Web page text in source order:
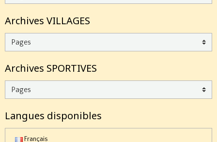
Archives VILLAGES
Archives SPORTIVES
Langues disponibles
Français